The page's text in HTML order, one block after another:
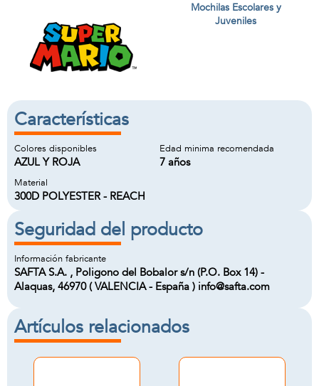
Mochilas Escolares y
Juveniles
Características
Colores disponibles
AZUL Y ROJA
Edad minima recomendada
7 años
Material
300D POLYESTER - REACH
Seguridad del producto
Información fabricante
SAFTA S.A. , Poligono del Bobalor s/n (P.O. Box 14) -
Alaquas, 46970 ( VALENCIA - España ) info@safta.com
Artículos relacionados